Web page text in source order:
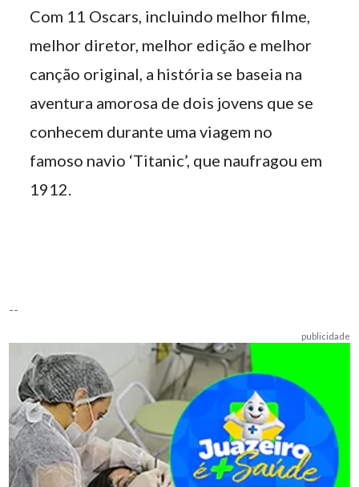
Com 11 Oscars, incluindo melhor filme,
melhor diretor, melhor edição e melhor
canção original, a história se baseia na
aventura amorosa de dois jovens que se
conhecem durante uma viagem no
famoso navio ‘Titanic’, que naufragou em
1912.
--
publicidade